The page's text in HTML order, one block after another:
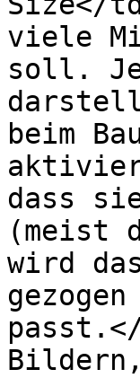
viele
soll. Je
beim
dass
(meist
wird